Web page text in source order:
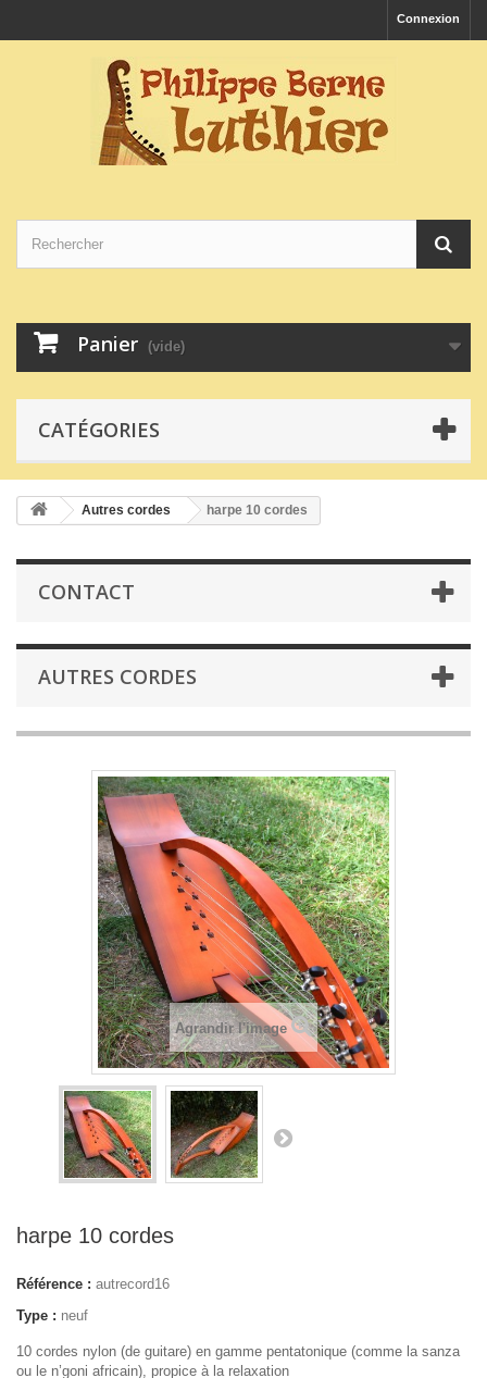
Connexion
Panier (vide)
CATÉGORIES
Autres cordes harpe 10 cordes
CONTACT
AUTRES CORDES
Agrandir l'image
harpe 10 cordes
Référence : autrecord16
Type : neuf
10 cordes nylon (de guitare) en gamme pentatonique (comme la sanza
ou le n’goni africain), propice à la relaxation